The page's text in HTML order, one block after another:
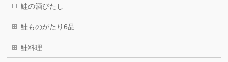
鮭の酒びたし
鮭ものがたり6品
鮭料理